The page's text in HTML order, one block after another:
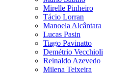
Mirelle Pinheiro
Tácio Lorran
Manoela Alcântara
Lucas Pasin
Tiago Pavinatto
Demétrio Vecchioli
Reinaldo Azevedo
Milena Teixeira